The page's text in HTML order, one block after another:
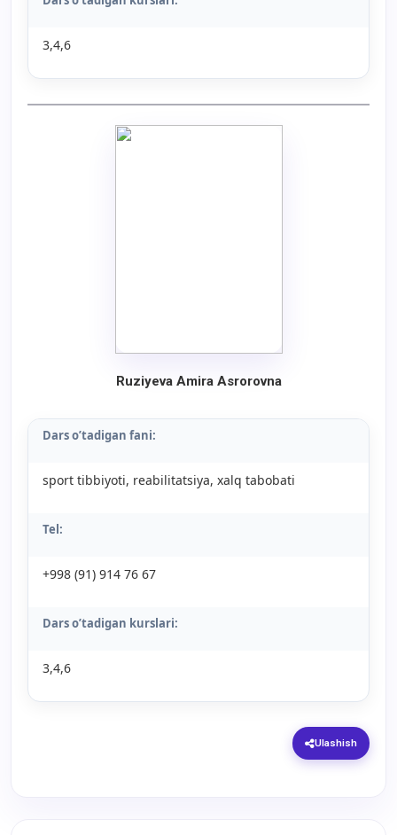
3,4,6
Ruziyeva Amira Asrorovna
Dars o’tadigan fani:
sport tibbiyoti, reabilitatsiya, xalq tabobati
Tel:
+998 (91) 914 76 67
Dars o’tadigan kurslari:
3,4,6
Ulashish